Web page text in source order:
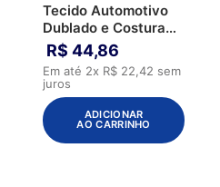
Tecido Automotivo
Dublado e Costurado
Diamante 28
R$ 44,86
Em até 2x R$ 22,42 sem
juros
ADICIONAR
AO CARRINHO